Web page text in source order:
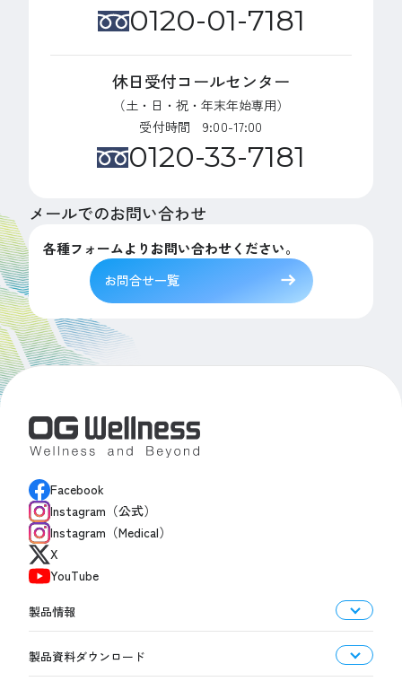
0120-01-7181
休日受付コールセンター
（土・日・祝・年末年始専用）
受付時間 9:00-17:00
0120-33-7181
メールでのお問い合わせ
各種フォームよりお問い合わせください。
お問合せ一覧
Facebook
Instagram（公式）
Instagram（Medical）
X
YouTube
製品情報
製品資料ダウンロード